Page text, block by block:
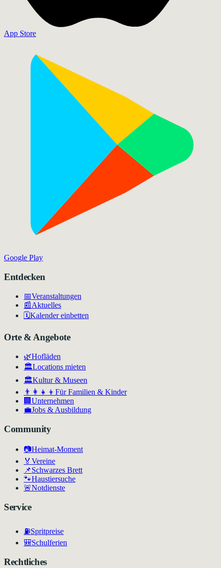
App Store
Google Play
Entdecken
📅Veranstaltungen
📰Aktuelles
🗓️Kalender einbetten
Orte & Angebote
🌿Hofläden
🏛️Locations mieten
🏛Kultur & Museen
👨‍👩‍👧‍👦 Für Familien & Kinder
🏢 Unternehmen
💼Jobs & Ausbildung
Community
📷Heimat-Moment
🏅 Vereine
📌Schwarzes Brett
🐾Haustiersuche
🚨Notdienste
Service
⛽Spritpreise
🎒Schulferien
Rechtliches